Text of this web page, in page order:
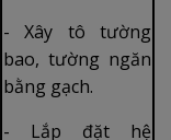
- Xây tô tường
bao, tường ngăn
bằng gạch.
- Lắp đặt hệ